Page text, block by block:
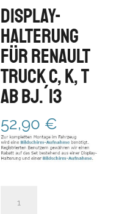
Display-
Halterung
für Renault
Truck C, K, T
ab Bj.´13
52,90 €